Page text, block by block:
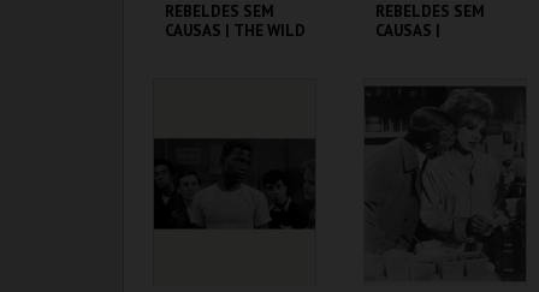
REBELDES SEM
CAUSAS | THE WILD
COMPRAR
REBELDES SEM
CAUSAS |
CINEMATECA
MAIS INFO
COMPRAR